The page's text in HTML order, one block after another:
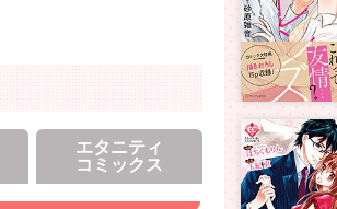
エタニティ
コミックス